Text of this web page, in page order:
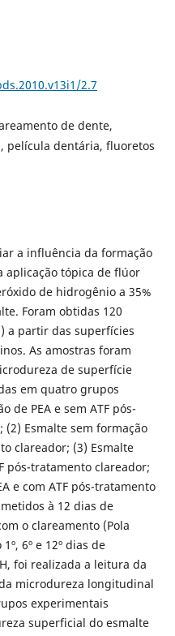
2.7
de dente,
película dentária, fluoretos
a influência da formação
aplicação tópica de flúor
de hidrogênio a 35%
Foram obtidas 120
a partir das superfícies
As amostras foram
de superfície
em quatro grupos
de PEA e sem ATF pós-
Esmalte sem formação
clareador; (3) Esmalte
pós-tratamento clareador;
e com ATF pós-tratamento
à 12 dias de
o clareamento (Pola
6º e 12º dias de
foi realizada a leitura da
microdureza longitudinal
experimentais
superficial do esmalte